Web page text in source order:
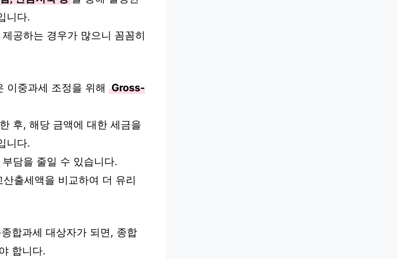
니다.
공하는 경우가 많으니 꼼꼼히
이중과세 조정을 위해 Gross-
후, 해당 금액에 대한 세금을
니다.
담을 줄일 수 있습니다.
출세액을 비교하여 더 유리
합과세 대상자가 되면, 종합
합니다.